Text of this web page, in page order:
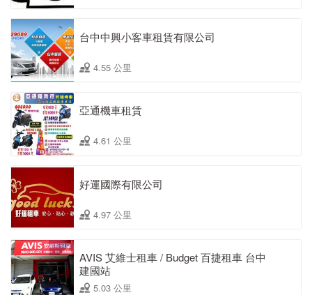
台中中興小客車租賃有限公司
4.55 公里
亞通機車租賃
4.61 公里
好運國際有限公司
4.97 公里
AVIS 艾維士租車 / Budget 百捷租車 台中
建國站
5.03 公里